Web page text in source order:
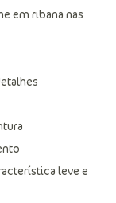
em ribana nas
leve e